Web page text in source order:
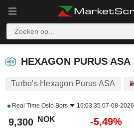
HEXAGON PURUS ASA
HEXAGON PURUS ASA
Turbo's Hexagon Purus ASA
Real Time Oslo Bors 16:03:35 07-08-2026
9,300 NOK -5,49%